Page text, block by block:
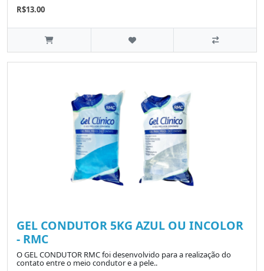
R$13.00
GEL CONDUTOR 5KG AZUL OU INCOLOR
- RMC
O GEL CONDUTOR RMC foi desenvolvido para a realização do
contato entre o meio condutor e a pele..